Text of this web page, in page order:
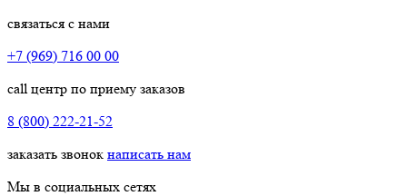
связаться с нами
+7 (969) 716 00 00
call центр по приему заказов
8 (800) 222-21-52
заказать звонок написать нам
Мы в социальных сетях